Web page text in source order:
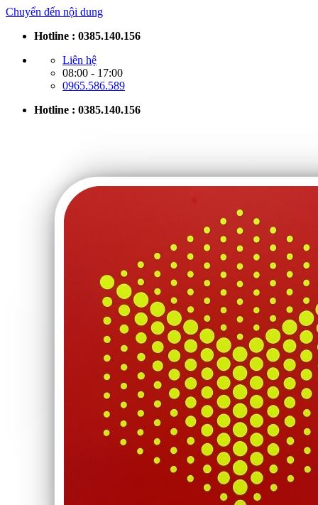
Chuyển đến nội dung
Hotline : 0385.140.156
Liên hệ
08:00 - 17:00
0965.586.589
Hotline : 0385.140.156